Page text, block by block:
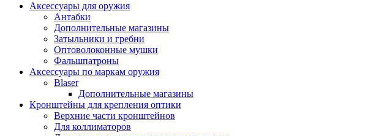
Аксессуары для оружия
Антабки
Дополнительные магазины
Затыльники и гребни
Оптоволоконные мушки
Фальшпатроны
Аксессуары по маркам оружия
Blaser
Дополнительные магазины
Кронштейны для крепления оптики
Верхние части кронштейнов
Для коллиматоров